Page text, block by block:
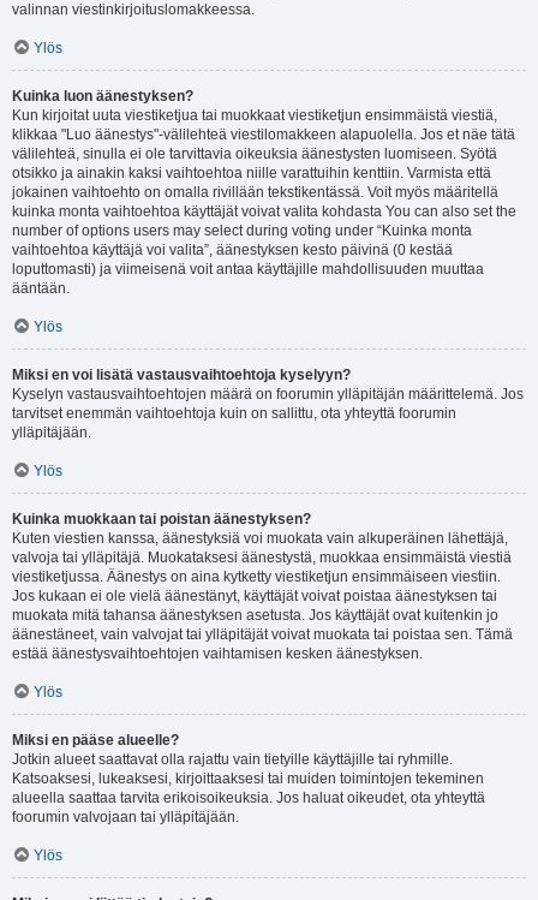
valinnan viestinkirjoituslomakkeessa.
Ylös
Kuinka luon äänestyksen?
Kun kirjoitat uuta viestiketjua tai muokkaat viestiketjun ensimmäistä viestiä,
klikkaa "Luo äänestys"-välilehteä viestilomakkeen alapuolella. Jos et näe tätä
välilehteä, sinulla ei ole tarvittavia oikeuksia äänestysten luomiseen. Syötä
otsikko ja ainakin kaksi vaihtoehtoa niille varattuihin kenttiin. Varmista että
jokainen vaihtoehto on omalla rivillään tekstikentässä. Voit myös määritellä
kuinka monta vaihtoehtoa käyttäjät voivat valita kohdasta You can also set the
number of options users may select during voting under “Kuinka monta
vaihtoehtoa käyttäjä voi valita”, äänestyksen kesto päivinä (0 kestää
loputtomasti) ja viimeisenä voit antaa käyttäjille mahdollisuuden muuttaa
ääntään.
Ylös
Miksi en voi lisätä vastausvaihtoehtoja kyselyyn?
Kyselyn vastausvaihtoehtojen määrä on foorumin ylläpitäjän määrittelemä. Jos
tarvitset enemmän vaihtoehtoja kuin on sallittu, ota yhteyttä foorumin
ylläpitäjään.
Ylös
Kuinka muokkaan tai poistan äänestyksen?
Kuten viestien kanssa, äänestyksiä voi muokata vain alkuperäinen lähettäjä,
valvoja tai ylläpitäjä. Muokataksesi äänestystä, muokkaa ensimmäistä viestiä
viestiketjussa. Äänestys on aina kytketty viestiketjun ensimmäiseen viestiin.
Jos kukaan ei ole vielä äänestänyt, käyttäjät voivat poistaa äänestyksen tai
muokata mitä tahansa äänestyksen asetusta. Jos käyttäjät ovat kuitenkin jo
äänestäneet, vain valvojat tai ylläpitäjät voivat muokata tai poistaa sen. Tämä
estää äänestysvaihtoehtojen vaihtamisen kesken äänestyksen.
Ylös
Miksi en pääse alueelle?
Jotkin alueet saattavat olla rajattu vain tietyille käyttäjille tai ryhmille.
Katsoaksesi, lukeaksesi, kirjoittaaksesi tai muiden toimintojen tekeminen
alueella saattaa tarvita erikoisoikeuksia. Jos haluat oikeudet, ota yhteyttä
foorumin valvojaan tai ylläpitäjään.
Ylös